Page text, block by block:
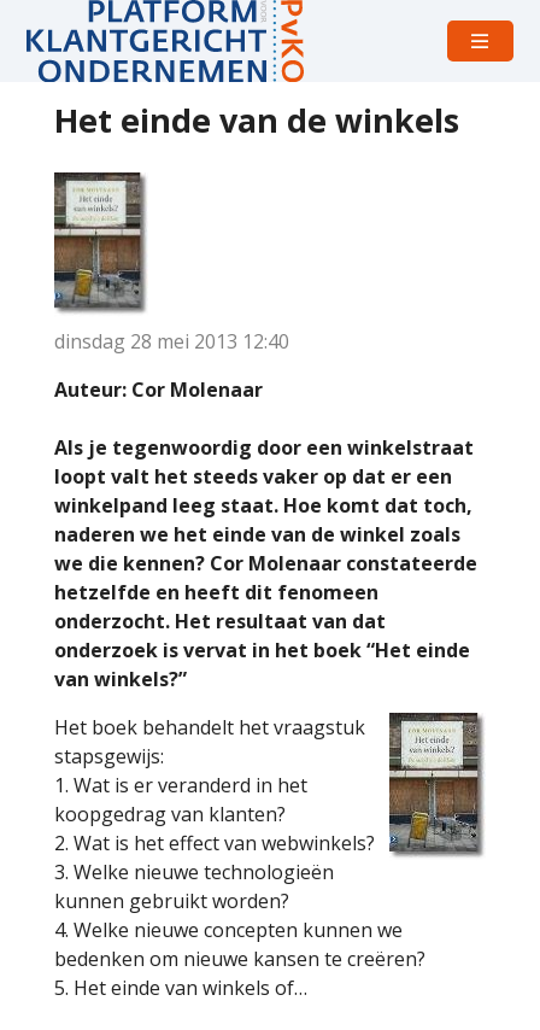
Open
Het einde van de winkels
dinsdag 28 mei 2013 12:40
Auteur: Cor Molenaar
Als je tegenwoordig door een winkelstraat
loopt valt het steeds vaker op dat er een
winkelpand leeg staat. Hoe komt dat toch,
naderen we het einde van de winkel zoals
we die kennen? Cor Molenaar constateerde
hetzelfde en heeft dit fenomeen
onderzocht. Het resultaat van dat
onderzoek is vervat in het boek “Het einde
van winkels?”
Het boek behandelt het vraagstuk
stapsgewijs:
1. Wat is er veranderd in het
koopgedrag van klanten?
2. Wat is het effect van webwinkels?
3. Welke nieuwe technologieën
kunnen gebruikt worden?
4. Welke nieuwe concepten kunnen we
bedenken om nieuwe kansen te creëren?
5. Het einde van winkels of…